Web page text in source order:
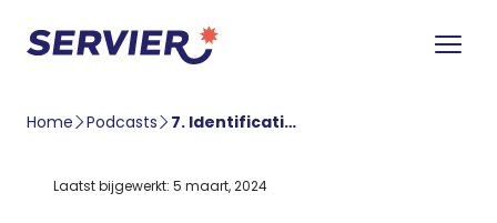
Home Podcasts 7. Identificatie en zelfzorg voor zorgverleners – Greta Antuma & Kim Messelink
Laatst bijgewerkt: 5 maart, 2024